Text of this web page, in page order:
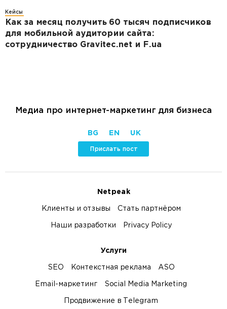
Кейсы
Как за месяц получить 60 тысяч подписчиков
для мобильной аудитории сайта:
сотрудничество Gravitec.net и F.ua
Медиа про интернет-маркетинг для бизнеса
BG EN UK
Прислать пост
Netpeak
Клиенты и отзывы Стать партнёром
Наши разработки Privacy Policy
Услуги
SEO Контекстная реклама ASO
Email-маркетинг Social Media Marketing
Продвижение в Telegram